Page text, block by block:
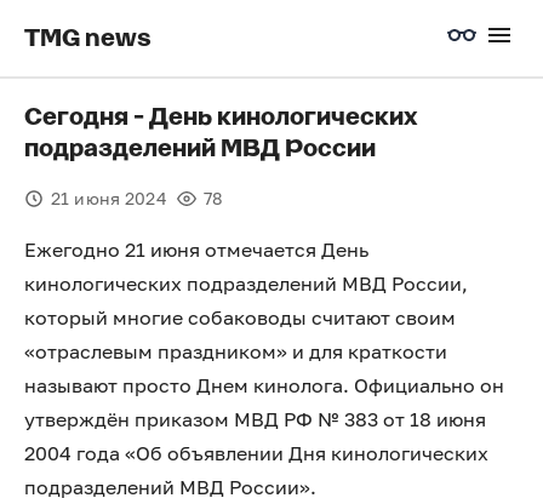
TMG news
Сегодня - День кинологических
подразделений МВД России
21 июня 2024 78
Ежегодно 21 июня отмечается День
кинологических подразделений МВД России,
который многие собаководы считают своим
«отраслевым праздником» и для краткости
называют просто Днем кинолога. Официально он
утверждён приказом МВД РФ № 383 от 18 июня
2004 года «Об объявлении Дня кинологических
подразделений МВД России».